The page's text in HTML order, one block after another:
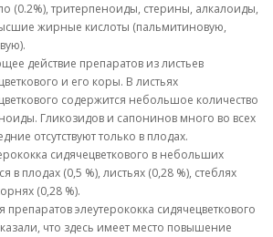
(0.2%), тритерпеноиды, стерины, алкалоиды,
жирные кислоты (пальмитиновую,
действие препаратов из листьев
и его коры. В листьях
содержится небольшое количество
Гликозидов и сапонинов много во всех
отсутствуют только в плодах.
сидячецветкового в небольших
в плодах (0,5 %), листьях (0,28 %), стеблях
(0,28 %).
элеутерококка сидячецветкового
что здесь имеет место повышение